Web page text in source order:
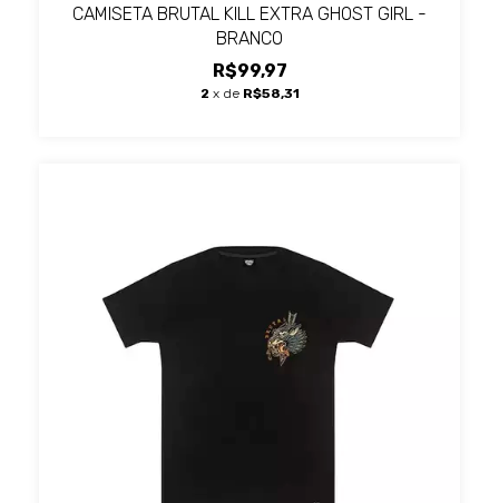
CAMISETA BRUTAL KILL EXTRA GHOST GIRL -
BRANCO
R$99,97
2 x de R$58,31